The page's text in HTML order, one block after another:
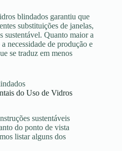
blindados garantiu que
substituições de janelas,
sustentável. Quanto maior a
necessidade de produção e
se traduz em menos
do Uso de Vidros
sustentáveis
do ponto de vista
listar alguns dos